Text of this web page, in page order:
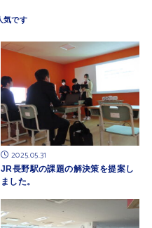
2025.05.31
JR長野駅の課題の解決策を提案し
ました。